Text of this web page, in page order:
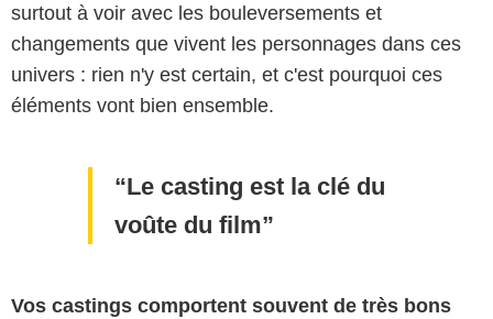
surtout à voir avec les bouleversements et
changements que vivent les personnages dans ces
univers : rien n'y est certain, et c'est pourquoi ces
éléments vont bien ensemble.
Le casting est la clé du
voûte du film
Vos castings comportent souvent de très bons